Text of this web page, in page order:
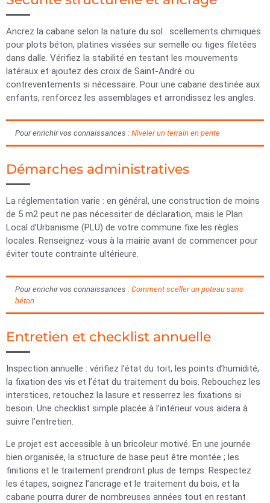
Ancrez la cabane selon la nature du sol : scellements chimiques
pour plots béton, platines vissées sur semelle ou tiges filetées
dans dalle. Vérifiez la stabilité en testant les mouvements
latéraux et ajoutez des croix de Saint-André ou
contreventements si nécessaire. Pour une cabane destinée aux
enfants, renforcez les assemblages et arrondissez les angles.
Pour enrichir vos connaissances : Niveler un terrain en pente
Démarches administratives
La réglementation varie : en général, une construction de moins
de 5 m2 peut ne pas nécessiter de déclaration, mais le Plan
Local d’Urbanisme (PLU) de votre commune fixe les règles
locales. Renseignez-vous à la mairie avant de commencer pour
éviter toute contrainte ultérieure.
Pour enrichir vos connaissances : Comment sceller un poteau sans
béton
Entretien et checklist annuelle
Inspection annuelle : vérifiez l’état du toit, les points d’humidité,
la fixation des vis et l’état du traitement du bois. Rebouchez les
interstices, retouchez la lasure et resserrez les fixations si
besoin. Une checklist simple placée à l’intérieur vous aidera à
suivre l’entretien.
Le projet est accessible à un bricoleur motivé. En une journée
bien organisée, la structure de base peut être montée ; les
finitions et le traitement prendront plus de temps. Respectez
les étapes, soignez l’ancrage et le traitement du bois, et la
cabane pourra durer de nombreuses années tout en restant